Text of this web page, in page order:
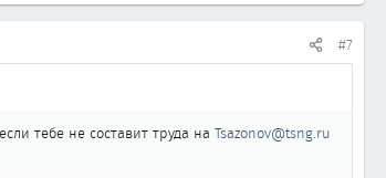
#7
тебе не составит труда на Tsazonov@tsng.ru